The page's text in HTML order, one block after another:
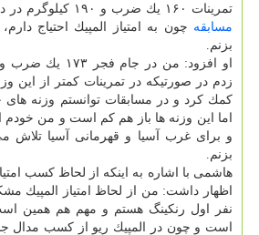
تمرینات ۱۶۰ یك ضرب و ۱۹۰ كیلوگرم در دوضرب زده بودم اما در
مسابقه چون به امتیاز المپیك احتیاج
بزنم.
زدم در صورتیكه در تمرینات كمتر از این
كمك كرد و در مسابقات توانستم وزنه های
اما این وزنه ها باز هم كم است و من خودم
و برای غرب آسیا و قهرمانی آسیا تلاش
بزنم.
هاشمی با اشاره به اینكه از لحاظ كسب
اظهار داشت: من از لحاظ امتیاز المپیك
نفر اول رنكینگ هستم و مهم هم همین
است و چون در المپیك ریو از كسب مدال